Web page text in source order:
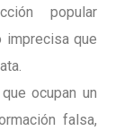
popular
imprecisa que
ocupan un
falsa,